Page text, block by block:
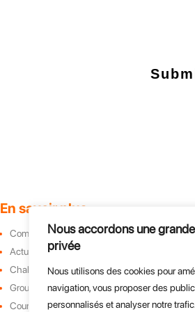
Nous accordons une
privée
Nous utilisons des cookies pour
navigation, vous proposer des
personnalisés et analyser notre
En savoir plus
Complexe
Actualités et évènements
Challenges
Groupe, CE et Entreprises
Course d'endurance